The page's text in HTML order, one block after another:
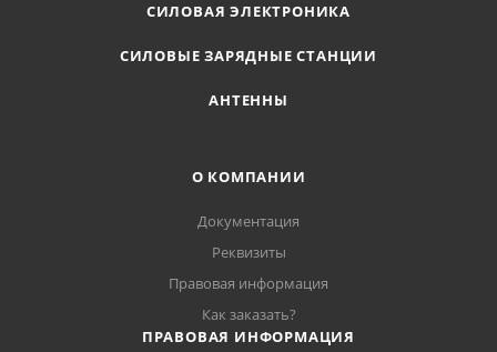
СИЛОВАЯ ЭЛЕКТРОНИКА
СИЛОВЫЕ ЗАРЯДНЫЕ СТАНЦИИ
АНТЕННЫ
О КОМПАНИИ
Документация
Реквизиты
Правовая информация
Как заказать?
ПРАВОВАЯ ИНФОРМАЦИЯ